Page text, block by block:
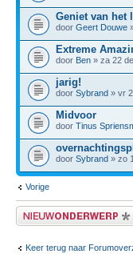
Geniet van het
door Geert Douwe
Extreme
door Ben » za 22
jarig!
door Sybrand » vr
Midvoor
door Tinus
door Sybrand » zo
Vorige
Plaats een nieuw bericht
Keer terug naar